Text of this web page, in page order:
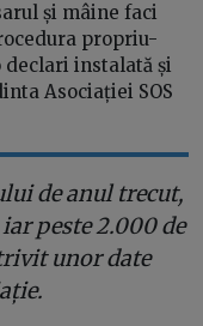
și mâine faci
propriu-
declari instalată și
Asociației SOS
de anul trecut,
peste 2.000 de
unor date